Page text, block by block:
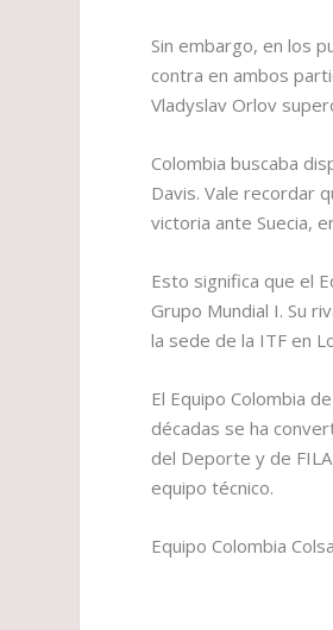
Sin embargo, en los
contra en ambos
Vladyslav Orlov
Colombia buscaba
Davis. Vale recordar
victoria ante Suecia,
Esto significa que el
Grupo Mundial I. Su
la sede de la ITF en
El Equipo Colombia
décadas se ha
del Deporte y de
equipo técnico.
Equipo Colombia